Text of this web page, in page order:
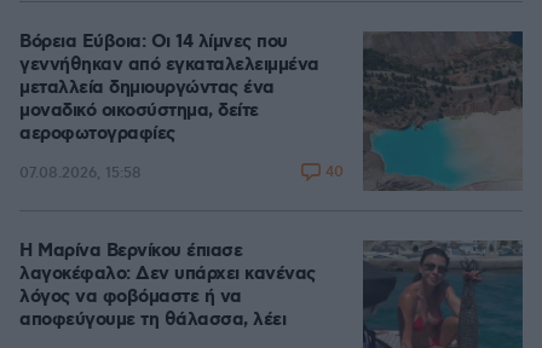
Βόρεια Εύβοια: Οι 14 λίμνες που
γεννήθηκαν από εγκαταλελειμμένα
μεταλλεία δημιουργώντας ένα
μοναδικό οικοσύστημα, δείτε
αεροφωτογραφίες
07.08.2026, 15:58 40
Η Μαρίνα Βερνίκου έπιασε
λαγοκέφαλο: Δεν υπάρχει κανένας
λόγος να φοβόμαστε ή να
αποφεύγουμε τη θάλασσα, λέει